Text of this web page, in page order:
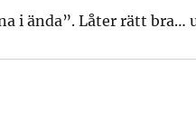
i ända”. Låter rätt bra…